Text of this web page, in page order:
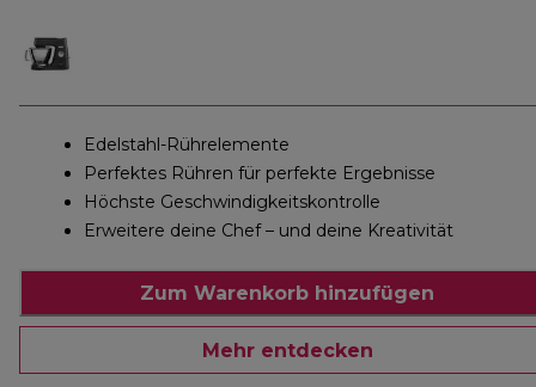
Edelstahl-Rührelemente
Perfektes Rühren für perfekte Ergebnisse
Höchste Geschwindigkeitskontrolle
Erweitere deine Chef – und deine Kreativität
Zum Warenkorb hinzufügen
Mehr entdecken